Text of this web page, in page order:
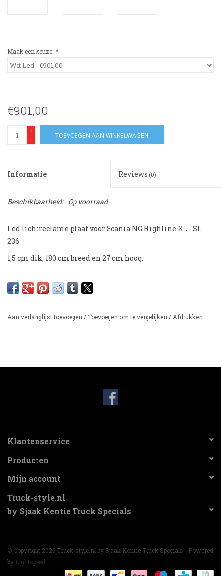
Maak een keuze: *
€901,00
+
-
TOEVOEGEN AAN WINKELWAGEN
Informatie Reviews (0)
Beschikbaarheid: Op voorraad
Led lichtreclame plaat voor Scania NG Highline XL - SL
236
1,5 cm dik, 180 cm breed en 27 cm hoog,
het dak **
montagemateriaal.
Aan verlanglijst toevoegen/Toevoegen om te vergelijken/Afdrukken
Klantenservice
Producten
Mijn account
Truck-style.nl
by Sjaak Kentie Truck Specials
© Copyright 2026 Truck-style.nl by Sjaak Kentie Truck Specials - Powered
by Lightspeed